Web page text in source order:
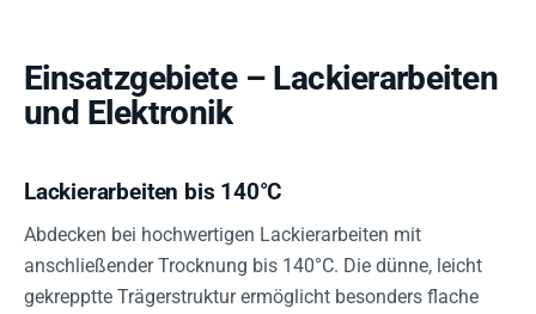
Einsatzgebiete – Lackierarbeiten
und Elektronik
Lackierarbeiten bis 140°C
Abdecken bei hochwertigen Lackierarbeiten mit
anschließender Trocknung bis 140°C. Die dünne, leicht
gekrepptte Trägerstruktur ermöglicht besonders flache